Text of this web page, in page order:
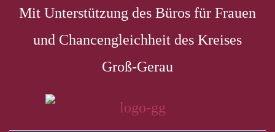
Mit Unterstützung des Büros für Frauen
und Chancengleichheit des Kreises
Groß-Gerau